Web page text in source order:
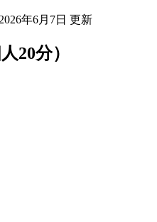
年6月7日 更新
20分）